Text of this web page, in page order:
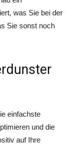
was Sie bei der
Sie sonst noch
einfachste
und die
auf Ihre